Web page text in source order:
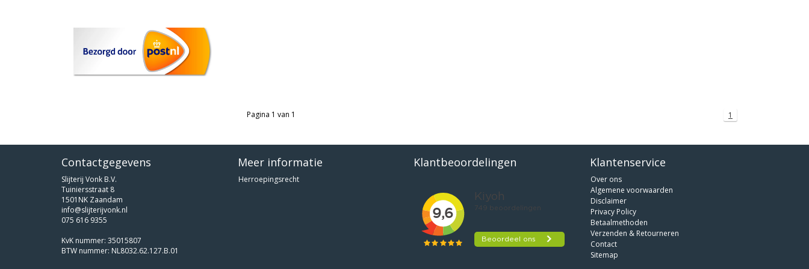
Pagina 1 van 1 1
Contactgegevens
Slijterij Vonk B.V.
Tuiniersstraat 8
1501NK Zaandam
info@slijterijvonk.nl
075 616 9355
KvK nummer: 35015807
BTW nummer: NL8032.62.127.B.01
Meer informatie
Herroepingsrecht
Klantbeoordelingen Klantenservice
Over ons
Algemene voorwaarden
Disclaimer
Privacy Policy
Betaalmethoden
Verzenden & Retourneren
Contact
Sitemap